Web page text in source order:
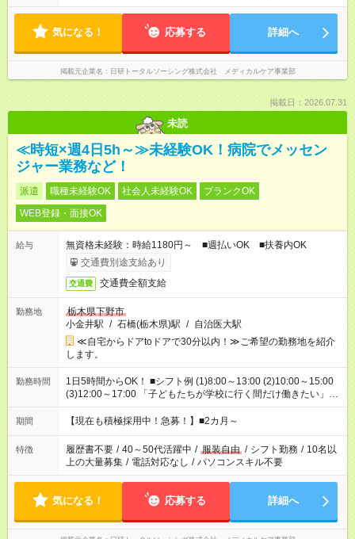
気になる！ 応募する 詳細へ
掲載元企業名 日研トータルソーシング株式会社 メディカルケア事業部
掲載日：2026.07.31
未読
≪時短×週4日5h～≫未経験OK！病院でメッセン
ジャー業務など！
派遣 職種未経験OK 社会人未経験OK
ブランクOK
WEB登録・面接OK
給与
無資格未経験：時給1180円～ ■週払いOK ■扶養内OK
交通費別途支給あり
交通費 交通費全額支給
勤務地
栃木県下野市
小金井駅 / 石橋(栃木県)駅 / 自治医大駅
≪自宅からドアtoドアで30分以内！≫ご希望の勤務地を紹介
します。
勤務時間
1日5時間からOK！ ■シフト例 (1)8:00～13:00 (2)10:00～15:00
(3)12:00～17:00 「子どもたちが学校に行く間だけ働きたい」
「余裕を持って夕飯の準備がしたい」 「午前中は働いて、午後
はプライベートの時間にしたい」 など、ご希望を教えてくださ
間と、もう1つのお仕事の勤務時間。 合計で週40時間を超える
場合は応募できません。
期間 【現在も積極採用中！急募！】■2カ月～
特徴 履歴書不要 / 40～50代活躍中 / 服装自由 / シフト勤務 / 10名以
上の大量募集 / 電話対応なし / パソコンスキル不要
気になる！ 応募する 詳細へ